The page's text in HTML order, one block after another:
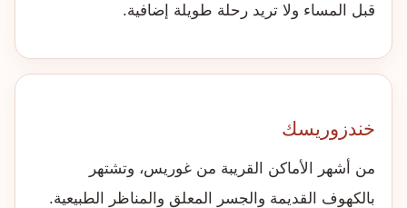
قبل المساء ولا تريد رحلة طويلة إضافية.
خندزوريسك
من أشهر الأماكن القريبة من غوريس، وتشتهر
بالكهوف القديمة والجسر المعلق والمناظر الطبيعية.